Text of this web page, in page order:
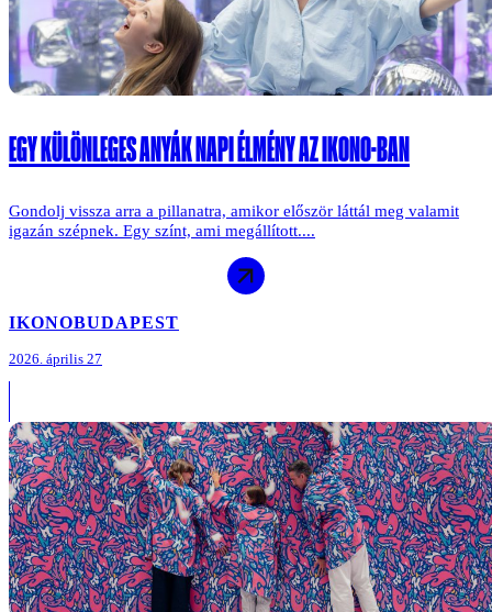
EGY KÜLÖNLEGES ANYÁK NAPI ÉLMÉNY AZ IKONO-BAN
Gondolj vissza arra a pillanatra, amikor először láttál meg valamit
igazán szépnek. Egy színt, ami megállított....
IKONOBUDAPEST
2026. április 27